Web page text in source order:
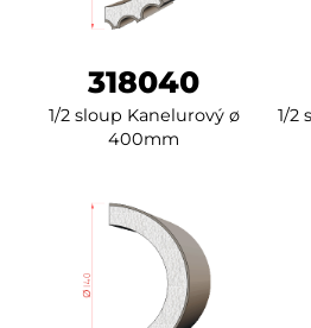
318040
1/2 sloup Kanelurový ø
400mm
1/2